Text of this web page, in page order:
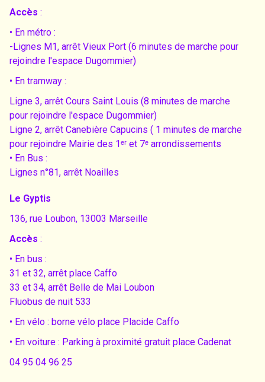
Accès :
• En métro :
-Lignes M1, arrêt Vieux Port (6 minutes de marche pour
rejoindre l'espace Dugommier)
• En tramway :
Ligne 3, arrêt Cours Saint Louis (8 minutes de marche
pour rejoindre l'espace Dugommier)
Ligne 2, arrêt Canebière Capucins ( 1 minutes de marche
pour rejoindre Mairie des 1ᵉʳ et 7ᵉ arrondissements
• En Bus :
Lignes n°81, arrêt Noailles
Le Gyptis
136, rue Loubon, 13003 Marseille
Accès :
• En bus :
31 et 32, arrêt place Caffo
33 et 34, arrêt Belle de Mai Loubon
Fluobus de nuit 533
• En vélo : borne vélo place Placide Caffo
• En voiture : Parking à proximité gratuit place Cadenat
04 95 04 96 25